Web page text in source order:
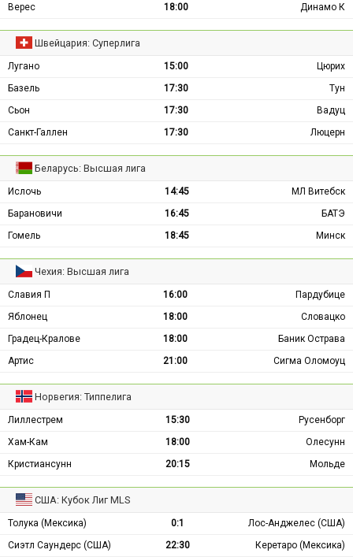
Верес 18:00 Динамо К
Швейцария: Суперлига
Лугано 15:00
Цюрих
Базель
17:30
Тун
Сьон
17:30
Вадуц
Санкт-Галлен
17:30 Люцерн
Беларусь: Высшая лига
Ислочь 14:45
МЛ Витебск
Барановичи
16:45
БАТЭ
Гомель
18:45 Минск
Чехия: Высшая лига
Славия П 16:00
Пардубице
Яблонец
18:00
Словацко
Градец-Кралове
18:00
Баник Острава
Артис
21:00 Сигма Оломоуц
Норвегия: Типпелига
Лиллестрем 15:30
Русенборг
Хам-Кам
18:00
Олесунн
Кристиансунн
20:15 Мольде
США: Кубок Лиг MLS
Толука (Мексика) 0:1
Лос-Анджелес (США)
Сиэтл Саундерс (США)
22:30
Керетаро (Мексика)